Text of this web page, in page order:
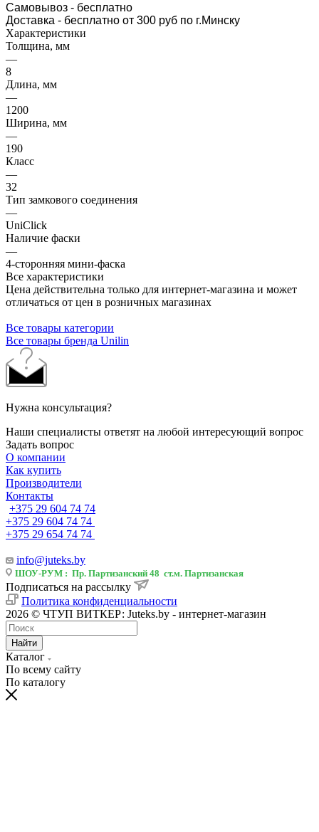
Самовывоз - бесплатно
Доставка - бесплатно от 300 руб по г.Минску
Характеристики
Толщина, мм
—
8
Длина, мм
—
1200
Ширина, мм
—
190
Класс
—
32
Тип замкового соединения
—
UniClick
Наличие фаски
—
4-сторонняя мини-фаска
Все характеристики
Цена действительна только для интернет-магазина и может
отличаться от цен в розничных магазинах
Все товары категории
Все товары бренда Unilin
Нужна консультация?
Наши специалисты ответят на любой интересующий вопрос
Задать вопрос
О компании
Как купить
Производители
Контакты
+375 29 604 74 74
+375 29 604 74 74
+375 29 654 74 74
info@juteks.by
ШОУ-РУМ : Пр. Партизанский 48 ст.м. Партизанская
Подписаться на рассылку
Политика конфиденциальности
2026 © ЧТУП ВИТКЕР: Juteks.by - интернет-магазин
Найти
Каталог
По всему сайту
По каталогу